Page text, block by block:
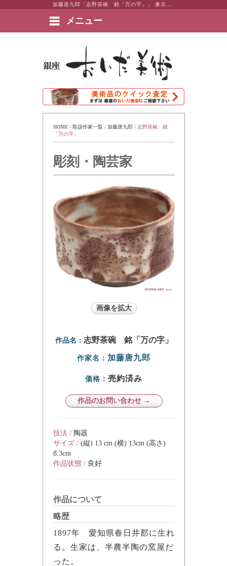
メニュー
絵画など美術品の販売と買取 | 東京・銀座 おいだ美術
HOME / 取扱作家一覧 / 加藤唐九郎 / 志野茶碗　銘
「万の字」
彫刻・陶芸家
画像を拡大
作品名： 志野茶碗 銘「万の字」
作家名： 加藤唐九郎
価格： 売約済み
作品のお問い合わせ →
技法 / 陶器
サイズ / (縦) 13 cm (横) 13cm (高さ)
8.3cm
作品状態 / 良好
作品について
略歴
1897年 愛知県春日井郡に生れ
る。生家は、半農半陶の窯屋だ
った。